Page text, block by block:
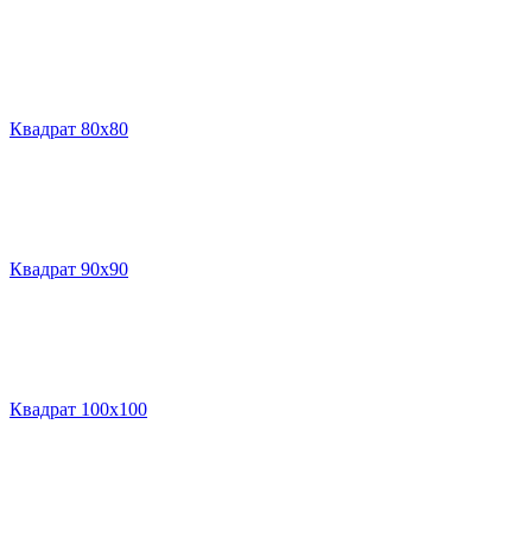
Квадрат 80х80
Квадрат 90х90
Квадрат 100х100